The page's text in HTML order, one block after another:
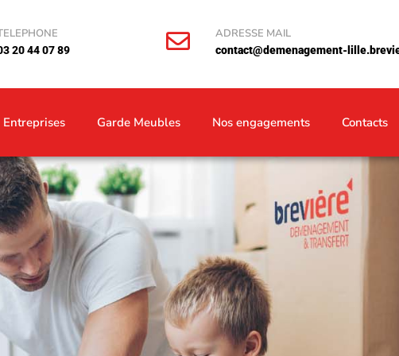
20 44 07 89
ADRESSE MAIL
contact@demenagement-
Entreprises Garde Meubles Nos engagements Contacts